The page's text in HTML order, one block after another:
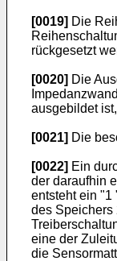
[0019] Die
rückgesetzt
[0020] Die
ausgebildet
[0021] Die
[0022] Ein
der daraufhin
entsteht ein "1
des Speichers
eine der
die